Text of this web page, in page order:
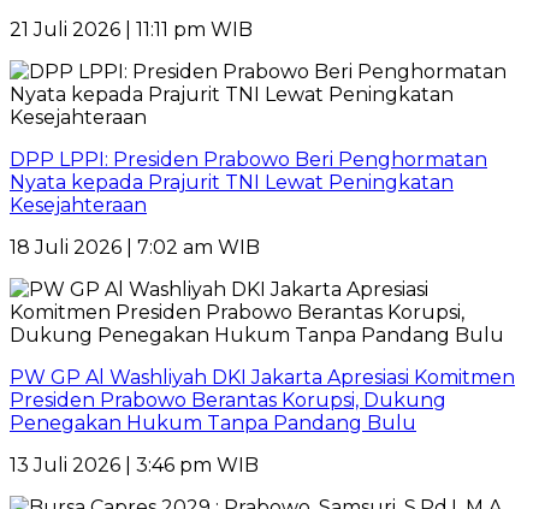
21 Juli 2026 | 11:11 pm WIB
DPP LPPI: Presiden Prabowo Beri Penghormatan
Nyata kepada Prajurit TNI Lewat Peningkatan
Kesejahteraan
18 Juli 2026 | 7:02 am WIB
PW GP Al Washliyah DKI Jakarta Apresiasi Komitmen
Presiden Prabowo Berantas Korupsi, Dukung
Penegakan Hukum Tanpa Pandang Bulu
13 Juli 2026 | 3:46 pm WIB